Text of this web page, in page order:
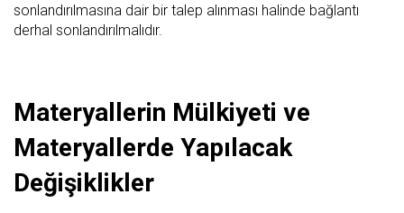
sonlandırılmasına dair bir talep alınması halinde bağlantı
derhal sonlandırılmalıdır.
Materyallerin Mülkiyeti ve
Materyallerde Yapılacak
Değişiklikler